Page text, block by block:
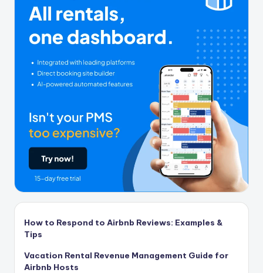
How to Respond to Airbnb Reviews: Examples &
Tips
Vacation Rental Revenue Management Guide for
Airbnb Hosts